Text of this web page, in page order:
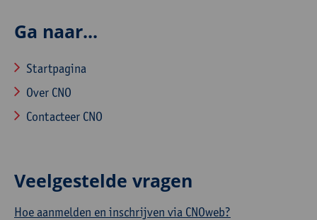
Ga naar...
Startpagina
Over CNO
Contacteer CNO
Veelgestelde vragen
Hoe aanmelden en inschrijven via CNOweb?